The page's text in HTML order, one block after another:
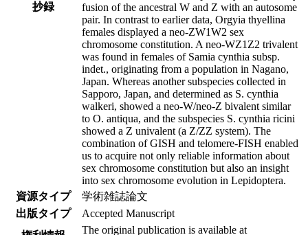
抄録
fusion of the ancestral W and Z with an autosome
pair. In contrast to earlier data, Orgyia thyellina
females displayed a neo-ZW1W2 sex
chromosome constitution. A neo-WZ1Z2 trivalent
was found in females of Samia cynthia subsp.
indet., originating from a population in Nagano,
Japan. Whereas another subspecies collected in
Sapporo, Japan, and determined as S. cynthia
walkeri, showed a neo-W/neo-Z bivalent similar
to O. antiqua, and the subspecies S. cynthia ricini
showed a Z univalent (a Z/ZZ system). The
combination of GISH and telomere-FISH enabled
us to acquire not only reliable information about
sex chromosome constitution but also an insight
into sex chromosome evolution in Lepidoptera.
資源タイプ
学術雑誌論文
出版タイプ
Accepted Manuscript
The original publication is available at